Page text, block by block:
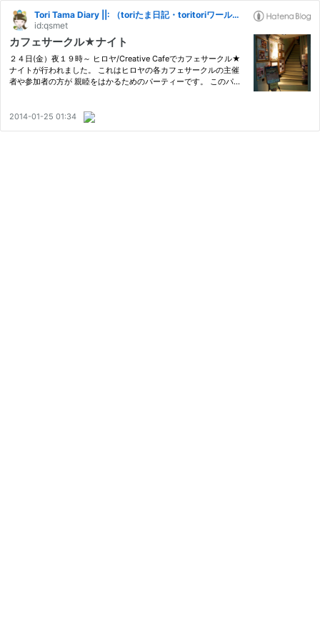
Tori Tama Diary ||: （toriたま日記・toritoriワールド 2004）
id:qsmet
カフェサークル★ナイト
２４日(金）夜１９時～ ヒロヤ/Creative Cafeでカフェサークル★
ナイトが行われました。 これはヒロヤの各カフェサークルの主催
者や参加者の方が 親睦をはかるためのパーティーです。 このパー
ー…
2014-01-25 01:34